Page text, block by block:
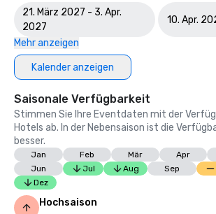
21. März 2027 - 3. Apr.
2027
10. Apr.
Mehr anzeigen
Kalender anzeigen
Saisonale Verfügbarkeit
Stimmen Sie Ihre Eventdaten mit der
Hotels ab. In der Nebensaison ist die
besser.
Jan Feb Mär Apr
Jun
Jul Aug Sep
Dez
Hochsaison